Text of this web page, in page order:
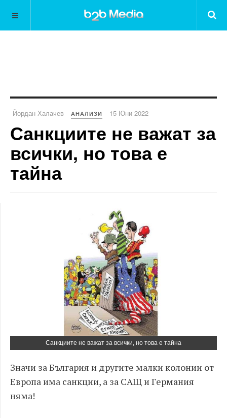
Йордан Халачев АНАЛИЗИ 15 Юни 2022
Санкциите не важат за
всички, но това е
тайна
Санкциите не важат за всички, но това е тайна
Значи за България и другите малки колонии от
Европа има санкции, а за САЩ и Германия
няма!